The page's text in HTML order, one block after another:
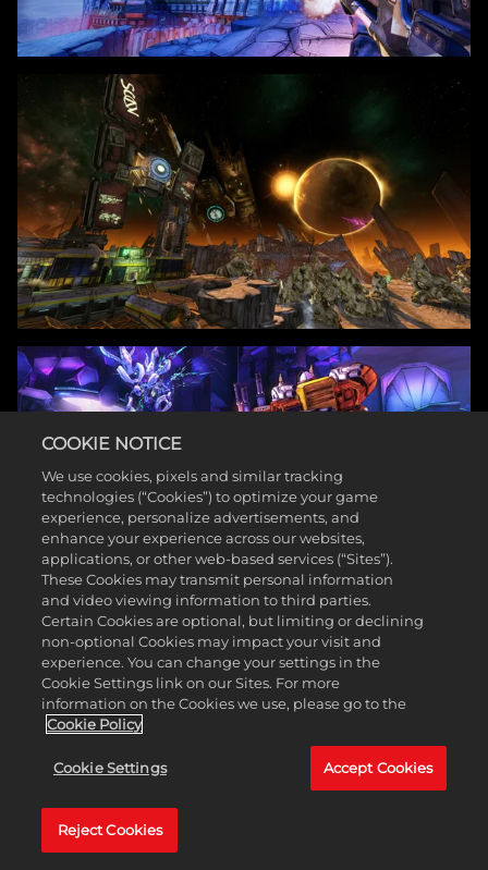
COOKIE NOTICE
We use cookies, pixels and similar tracking
technologies (“Cookies”) to optimize your game
experience, personalize advertisements, and
enhance your experience across our websites,
applications, or other web-based services (“Sites”).
These Cookies may transmit personal information
and video viewing information to third parties.
Certain Cookies are optional, but limiting or declining
non-optional Cookies may impact your visit and
experience. You can change your settings in the
Cookie Settings link on our Sites. For more
information on the Cookies we use, please go to the
Cookie Policy
Cookie Settings Accept Cookies
Reject Cookies